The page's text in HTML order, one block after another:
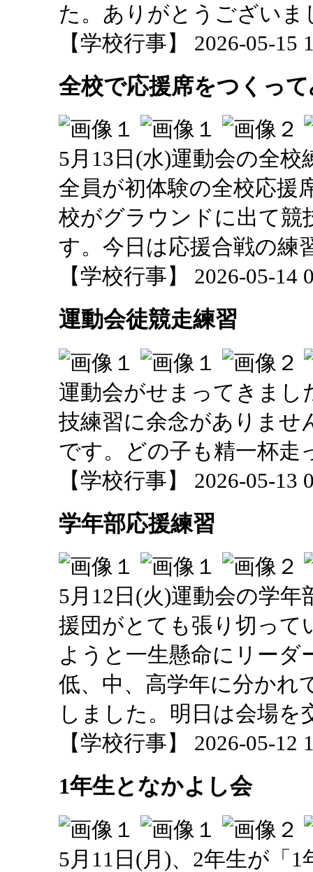
た。ありがとうございま
【学校行事】 2026-05-15
全校で応援席をつくっ
5月13日(水)運動会の全
全員が初体験の全校応援
校がグラウンドに出て競
す。今日は応援合戦の練
【学校行事】 2026-05-14
運動会徒競走練習
運動会がせまってきまし
技練習に余念がありませ
です。どの子も精一杯走
【学校行事】 2026-05-13
学年部応援練習
5月12日(火)運動会の学
援団がとても張り切って
ようと一生懸命にリーダ
低、中、高学年に分かれ
しました。明日は会場を
【学校行事】 2026-05-12
1年生となかよし会
5月11日(月)、2年生が「